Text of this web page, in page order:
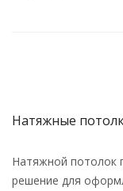
Натяжные
Натяжной потолок
решение для